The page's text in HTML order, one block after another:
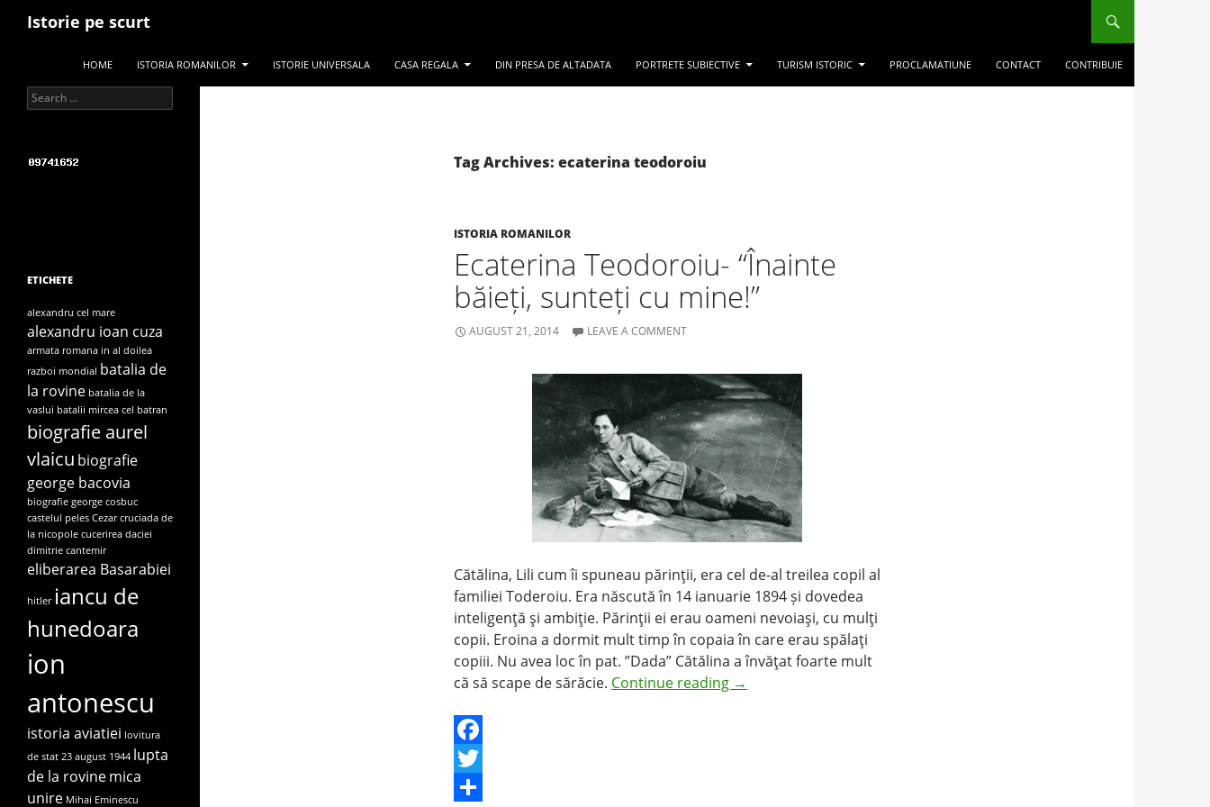
Istorie pe scurt
HOME
ISTORIA ROMANILOR ISTORIE UNIVERSALA CASA REGALA DIN PRESA DE ALTADATA PORTRETE SUBIECTIVE TURISM ISTORIC PROCLAMATIUNE CONTACT CONTRIBUIE
Tag Archives: ecaterina teodoroiu
ISTORIA ROMANILOR
Ecaterina Teodoroiu- “Înainte
băieți, sunteți cu mine!”
AUGUST 21, 2014 LEAVE A COMMENT
Cătălina, Lili cum îi spuneau părinţii, era cel de-al treilea copil al
familiei Toderoiu. Era născută în 14 ianuarie 1894 și dovedea
inteligenţă şi ambiţie. Părinţii ei erau oameni nevoiaşi, cu mulţi
copii. Eroina a dormit mult timp în copaia în care erau spălaţi
copiii. Nu avea loc în pat. ”Dada” Cătălina a învăţat foarte mult
că să scape de sărăcie. Continue reading →
F
aT
Search for:
ETICHETE
alexandru cel mare
alexandru ioan cuza
armata romana in al doilea
razboi mondial batalia de
la rovine batalia de la
vaslui batalii mircea cel batran
biografie aurel
vlaicu biografie
george bacovia
biografie george cosbuc
castelul peles Cezar cruciada de
la nicopole cucerirea daciei
dimitrie cantemir
eliberarea Basarabiei
hitler iancu de
hunedoara
ion
antonescu
istoria aviatiei lovitura
de stat 23 august 1944 lupta
de la rovinemica
unire Mihai Eminescu